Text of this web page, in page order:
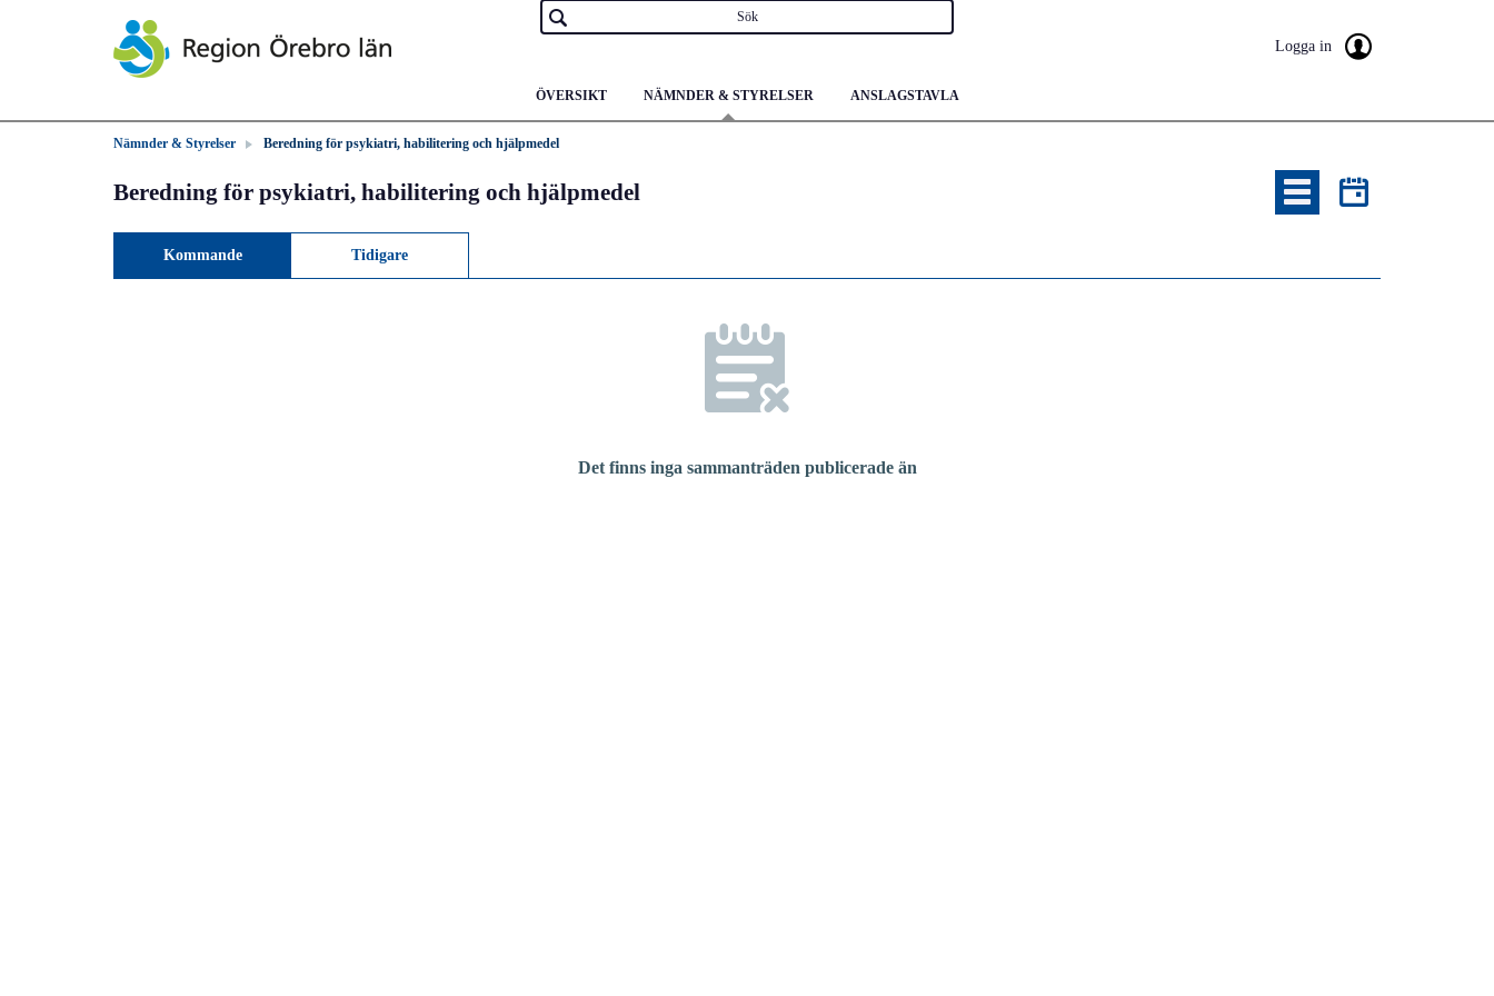
Logga in
ÖVERSIKT NÄMNDER & STYRELSER ANSLAGSTAVLA
Nämnder & Styrelser Beredning för psykiatri, habilitering och hjälpmedel
Beredning för psykiatri, habilitering och hjälpmedel
Kommande Tidigare
Det finns inga sammanträden publicerade än